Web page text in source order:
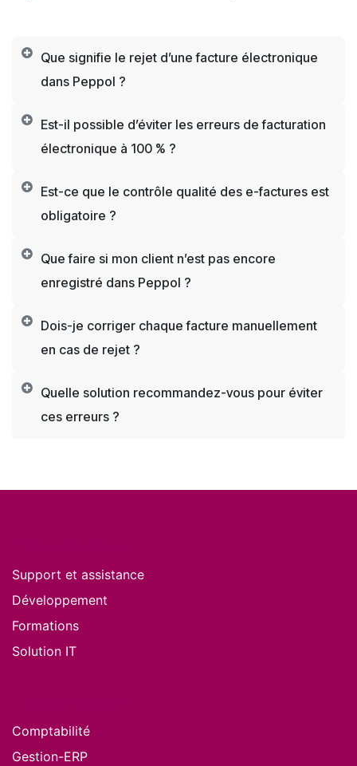
Que signifie le rejet d’une facture électronique
dans Peppol ?
Est-il possible d’éviter les erreurs de facturation
électronique à 100 % ?
Est-ce que le contrôle qualité des e-factures est
obligatoire ?
Que faire si mon client n’est pas encore
enregistré dans Peppol ?
Dois-je corriger chaque facture manuellement
en cas de rejet ?
Quelle solution recommandez-vous pour éviter
ces erreurs ?
Support et assistance
Développement
Formations
Solution IT
Comptabilité
Gestion-ERP